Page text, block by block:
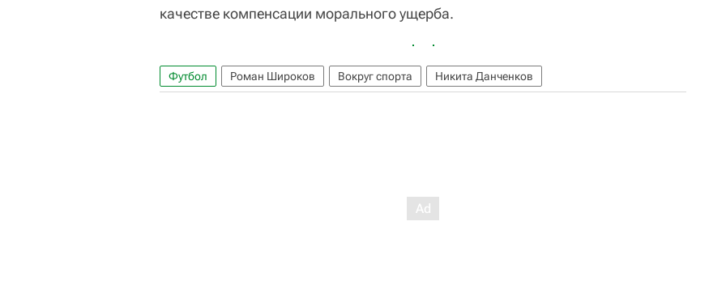
качестве компенсации морального ущерба.
Футбол Роман Широков Вокруг спорта Никита Данченков